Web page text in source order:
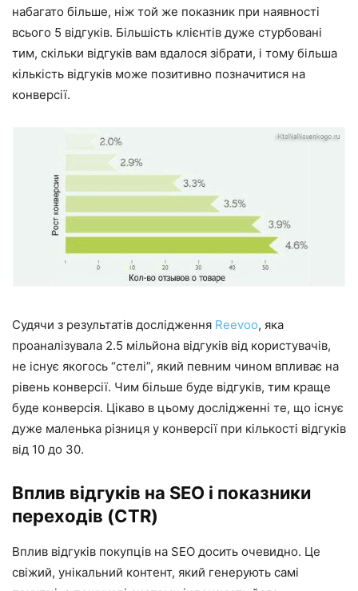
набагато більше, ніж той же показник при наявності
всього 5 відгуків. Більшість клієнтів дуже стурбовані
тим, скільки відгуків вам вдалося зібрати, і тому більша
кількість відгуків може позитивно позначитися на
конверсії.
Судячи з результатів дослідження Reevoo, яка
проаналізувала 2.5 мільйона відгуків від користувачів,
не існує якогось “стелі”, який певним чином впливає на
рівень конверсії. Чим більше буде відгуків, тим краще
буде конверсія. Цікаво в цьому дослідженні те, що існує
дуже маленька різниця у конверсії при кількості відгуків
від 10 до 30.
Вплив відгуків на SEO і показники
переходів (CTR)
Вплив відгуків покупців на SEO досить очевидно. Це
свіжий, унікальний контент, який генерують самі